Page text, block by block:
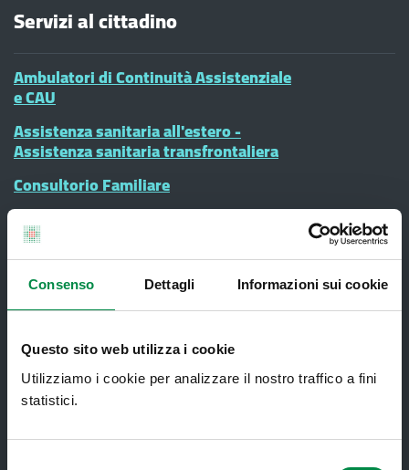
Consenso Dettagli Informazioni sui cookie
Questo sito web utilizza i cookie
Utilizziamo i cookie per analizzare il nostro traffico a fini
statistici.
Servizi al cittadino
Ambulatori di Continuità Assistenziale
e CAU
Assistenza sanitaria all'estero -
Assistenza sanitaria transfrontaliera
Consultorio Familiare
Direzione Assistenza Farmaceutica
Finanziamenti
Lauree Professioni Sanitarie
Medici e Pediatri di Famiglia
Nucleo di Cure Primarie (NCP)
Punto Unico di Accesso integrato
sanitario e sociale (PUA)
Ritiro Referti